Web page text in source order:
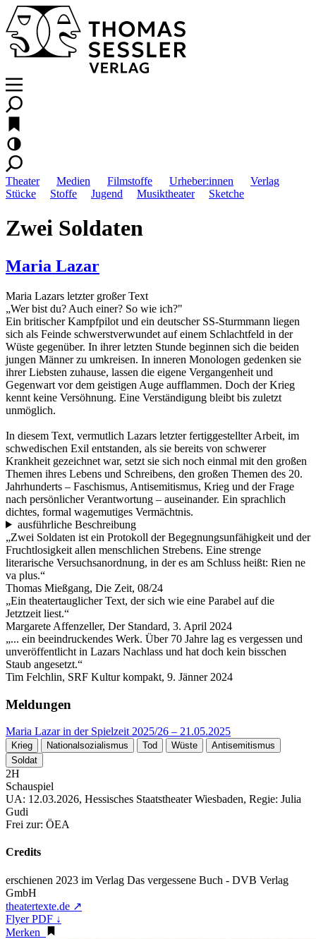
Theater Medien Filmstoffe Urheber:innen
Verlag
Stücke
Stoffe Jugend Musiktheater Sketche
Zwei Soldaten
Maria Lazar
Maria Lazars letzter großer Text
„Wer bist du? Auch einer? So wie ich?"
Ein britischer Kampfpilot und ein deutscher SS-Sturmmann liegen
sich als Feinde schwerstverwundet auf einem Schlachtfeld in der
Wüste gegenüber. In ihrer letzten Stunde beginnen sich die beiden
jungen Männer zu umkreisen. In inneren Monologen gedenken sie
ihrer Liebsten zuhause, lassen die eigene Vergangenheit und
Gegenwart vor dem geistigen Auge aufflammen. Doch der Krieg
kennt keine Versöhnung. Eine Verständigung bleibt bis zuletzt
unmöglich.
In diesem Text, vermutlich Lazars letzter fertiggestellter Arbeit, im
schwedischen Exil entstanden, als sie bereits von schwerer
Krankheit gezeichnet war, setzt sie sich noch einmal mit den großen
Themen ihres Lebens und Schreibens, den großen Themen des 20.
Jahrhunderts – Faschismus, Antisemitismus, Krieg und der Frage
nach persönlicher Verantwortung – auseinander. Ein sprachlich
dichtes, formal wagemutiges Vermächtnis.
ausführliche Beschreibung
„Zwei Soldaten ist ein Protokoll der Begegnungsunfähigkeit und der
Fruchtlosigkeit allen menschlichen Strebens. Eine strenge
literarische Versuchsanordnung, in der es am Schluss heißt: Rien ne
va plus.“
Thomas Mießgang, Die Zeit, 08/24
„Ein theatertauglicher Text, der sich wie eine Parabel auf die
Jetztzeit liest.“
Margarete Affenzeller, Der Standard, 3. April 2024
„... ein beeindruckendes Werk. Über 70 Jahre lag es vergessen und
unveröffentlicht in Lazars Nachlass und hat doch kein bisschen
Staub angesetzt.“
Tim Felchlin, SRF Kultur kompakt, 9. Jänner 2024
Meldungen
Maria Lazar in der Spielzeit 2025/26 – 21.05.2025
Krieg Nationalsozialismus Tod Wüste
Antisemitismus
Soldat
2H
Schauspiel
UA: 12.03.2026, Hessisches Staatstheater Wiesbaden, Regie: Julia
Gudi
Frei zur: ÖEA
Credits
erschienen 2023 im Verlag Das vergessene Buch - DVB Verlag
GmbH
theatertexte.de ↗
Flyer PDF ↓
Merken